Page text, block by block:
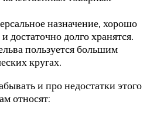
назначение, хорошо
достаточно долго хранятся.
пользуется большим
кругах.
и про недостатки этого
относят: